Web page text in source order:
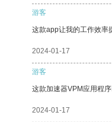
游客
这款app让我的工作效率
2024-01-17
游客
这款加速器VPM应用程
2024-01-17